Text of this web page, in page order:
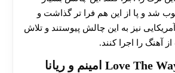
شد و پا از این هم فرا تر گذاشت و
نیز به این چالش پیوستند و تلاش
آهنگ را اجرا کنند.